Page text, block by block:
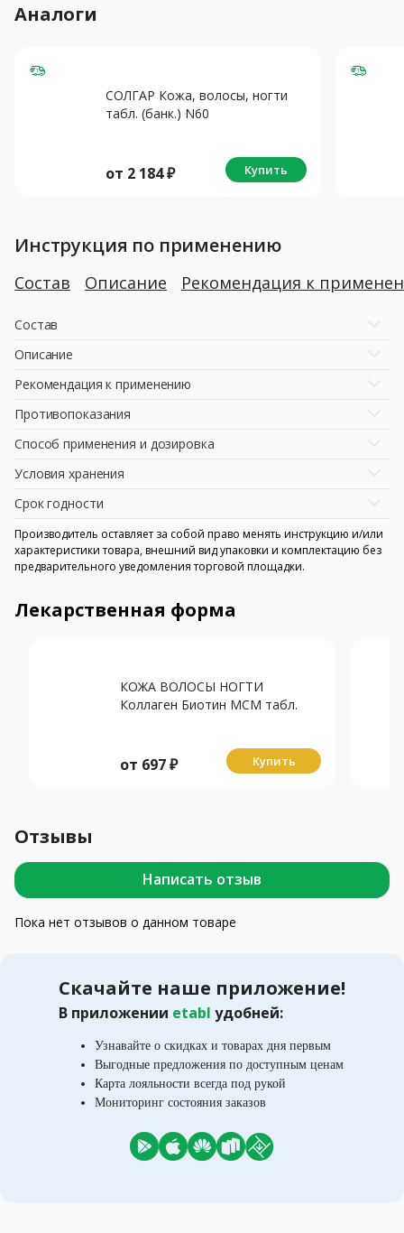
Аналоги
СОЛГАР Кожа, волосы, ногти
табл. (банк.) N60
от 2 184₽ Купить
Инструкция по применению
Состав Описание Рекомендация к
Состав
Описание
Рекомендация к применению
Противопоказания
Способ применения и дозировка
Условия хранения
Срок годности
Производитель оставляет за собой право менять инструкцию и/или
характеристики товара, внешний вид упаковки и комплектацию без
предварительного уведомления торговой площадки.
Лекарственная форма
КОЖА ВОЛОСЫ НОГТИ
Коллаген Биотин МСМ табл.
от 697₽ Купить
Отзывы
Написать отзыв
Пока нет отзывов о данном товаре
Скачайте наше приложение!
В приложении etabl удобней:
Узнавайте о скидках и товарах дня первым
Выгодные предложения по доступным ценам
Карта лояльности всегда под рукой
Мониторинг состояния заказов